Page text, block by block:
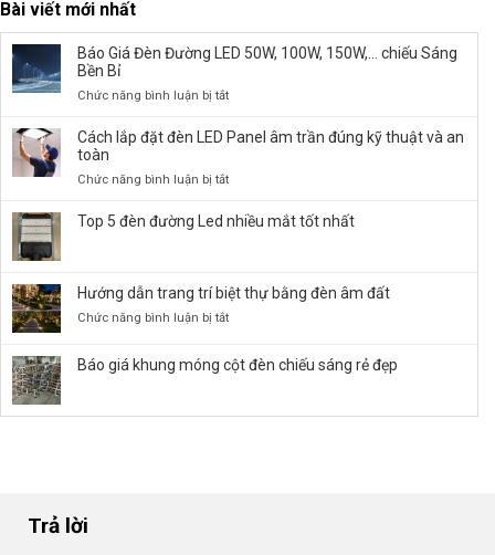
Bài viết mới nhất
Báo Giá Đèn Đường LED 50W, 100W, 150W,… chiếu Sáng
Bền Bỉ
Chức năng bình luận bị tắtở
Giá
LED
100W,
Sáng
Bền
Cách lắp đặt đèn LED Panel âm trần đúng kỹ thuật và an
toàn
Chức năng bình luận bị tắtở
lắp
Panel
kỹ
Top 5 đèn đường Led nhiều mắt tốt nhất
Hướng dẫn trang trí biệt thự bằng đèn âm đất
Chức năng bình luận bị tắtở
trang
Báo giá khung móng cột đèn chiếu sáng rẻ đẹp
Trả lời